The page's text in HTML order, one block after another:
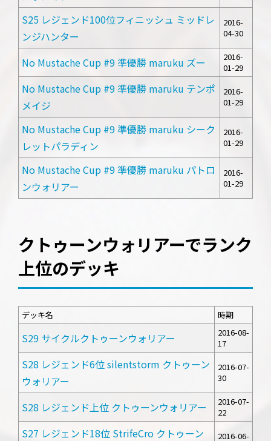
S25 レジェンド100位フィニッシュ ミッドレ
ンジハンター
2016-
04-30
No Mustache Cup #9 準優勝 maruku ズー
2016-
01-29
No Mustache Cup #9 準優勝 maruku テンポ
メイジ
2016-
01-29
No Mustache Cup #9 準優勝 maruku シーク
レットパラディン
2016-
01-29
No Mustache Cup #9 準優勝 maruku パトロ
ンウォリアー
2016-
01-29
クトゥーンウォリアーでランク
上位のデッキ
デッキ名 時期
S29 サイクルクトゥーンウォリアー
2016-08-
17
S28 レジェンド6位 silentstorm クトゥーン
ウォリアー
2016-07-
30
S28 レジェンド上位 クトゥーンウォリアー
2016-07-
22
S27 レジェンド18位 StrifeCro クトゥーン
2016-06-